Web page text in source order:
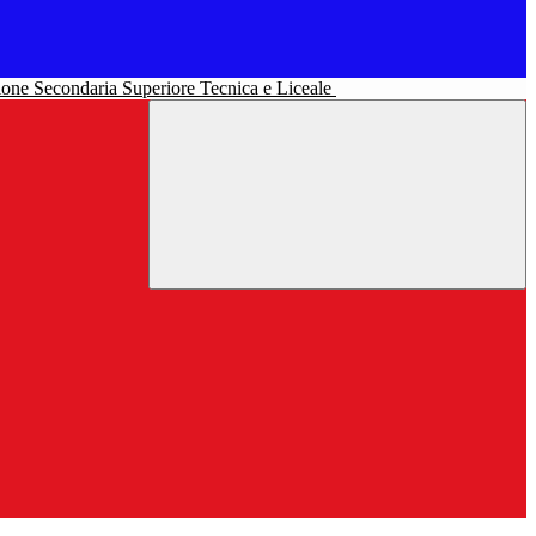
Secondaria Superiore Tecnica e Liceale